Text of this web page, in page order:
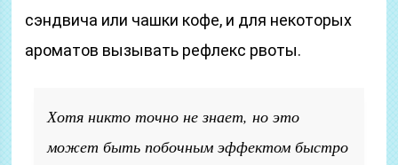
сэндвича или чашки кофе, и для некоторых
ароматов вызывать рефлекс рвоты.
Хотя никто точно не знает, но это
может быть побочным эффектом быстро